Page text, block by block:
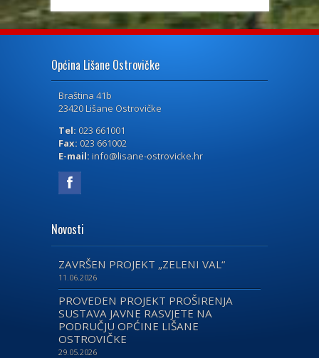
Općina Lišane Ostrovičke
Braština 41b
23420 Lišane Ostrovičke
Tel: 023 661001
Fax: 023 661002
E-mail: info@lisane-ostrovicke.hr
Novosti
ZAVRŠEN PROJEKT „ZELENI VAL“
11.06.2026
PROVEDEN PROJEKT PROŠIRENJA
SUSTAVA JAVNE RASVJETE NA
PODRUČJU OPĆINE LIŠANE
OSTROVIČKE
29.05.2026